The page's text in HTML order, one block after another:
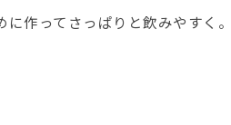
に作ってさっぱりと飲みやすく